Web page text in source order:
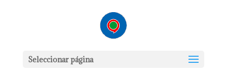
Seleccionar página